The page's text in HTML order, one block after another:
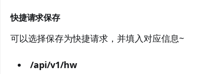
快捷请求保存
可以选择保存为快捷请求，并填入对应信息~
/api/v1/hw